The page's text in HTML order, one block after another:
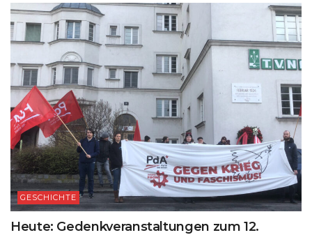
GESCHICHTE
Heute: Gedenkveranstaltungen zum 12.